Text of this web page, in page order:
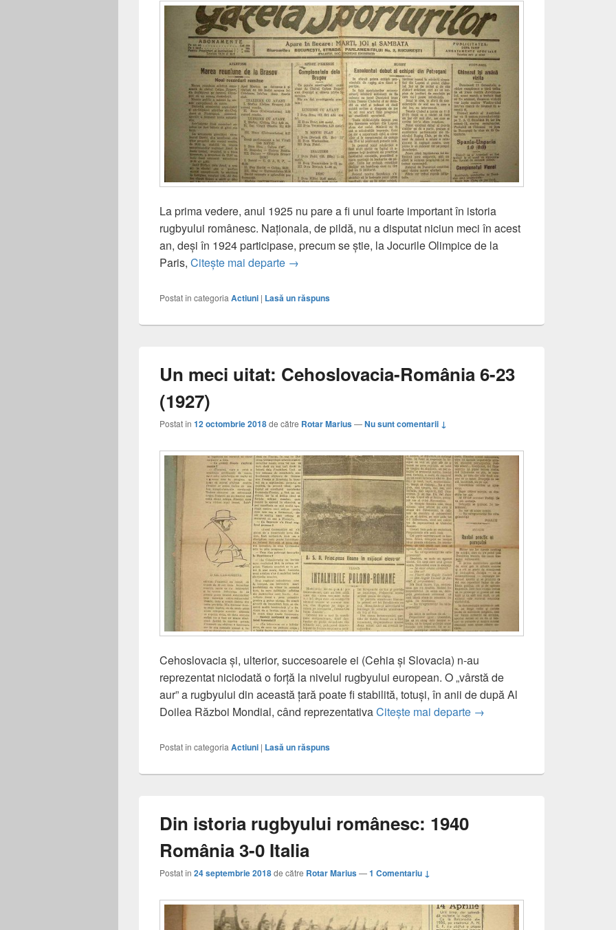
La prima vedere, anul 1925 nu pare a fi unul foarte important în istoria
rugbyului românesc. Naționala, de pildă, nu a disputat niciun meci în acest
an, deși în 1924 participase, precum se știe, la Jocurile Olimpice de la
Paris, Citește mai departe O echipă efemeră, dar de poveste: Athletic Club Jiul Lupeni (1925)
→
Postat în categoria Actiuni | Lasă un răspuns
Un meci uitat: Cehoslovacia-România 6-23
(1927)
Postat în 12 octombrie 2018de către Rotar Marius—Nu sunt comentarii ↓
Cehoslovacia și, ulterior, succesoarele ei (Cehia și Slovacia) n-au
reprezentat niciodată o forță la nivelul rugbyului european. O „vârstă de
aur” a rugbyului din această țară poate fi stabilită, totuși, în anii de după Al
Doilea Război Mondial, când reprezentativaCitește mai departe Un meci uitat:
→
Postat în categoria Actiuni | Lasă un răspuns
Din istoria rugbyului românesc: 1940
România 3-0 Italia
Postat în 24 septembrie 2018de către Rotar Marius—1 Comentariu ↓